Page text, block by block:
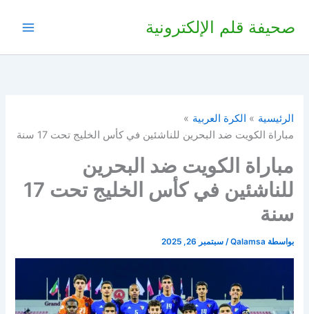
صحيفة قلم الإلكترونية
الرئيسية
الكرة العربية
مباراة الكويت ضد البحرين للناشئين في كأس الخليج تحت 17 سنة
مباراة الكويت ضد البحرين
للناشئين في كأس الخليج تحت 17
سنة
بواسطة Qalamsa
/سبتمبر 26, 2025